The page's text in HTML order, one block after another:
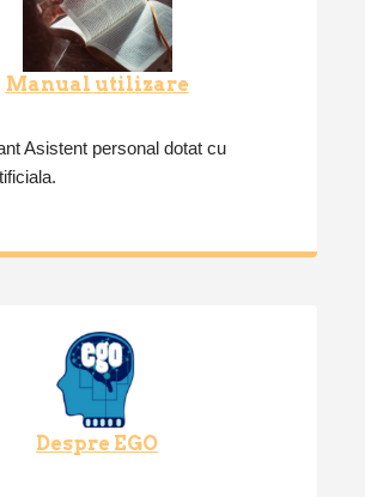
Manual utilizare
Asistent personal dotat cu
Despre EGO